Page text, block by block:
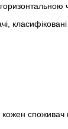
кожен